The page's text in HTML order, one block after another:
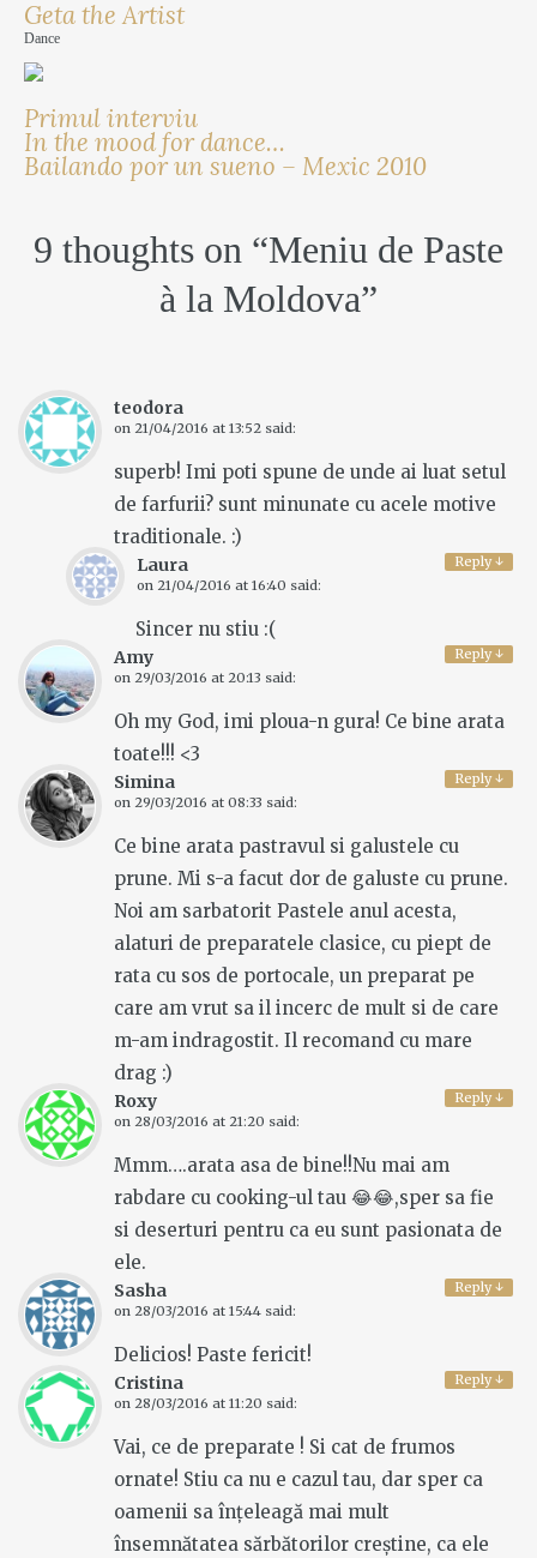
Geta the Artist
Dance
Primul interviu
In the mood for dance…
Bailando por un sueno – Mexic 2010
9 thoughts on “Meniu de Paste
à la Moldova”
teodora
on 21/04/2016 at 13:52 said:
superb! Imi poti spune de unde ai luat setul
de farfurii? sunt minunate cu acele motive
traditionale. :)
Reply↓
Laura
on 21/04/2016 at 16:40 said:
Sincer nu stiu :(
Reply↓
Amy
on 29/03/2016 at 20:13 said:
Oh my God, imi ploua-n gura! Ce bine arata
toate!!! <3
Reply↓
Simina
on 29/03/2016 at 08:33 said:
Ce bine arata pastravul si galustele cu
prune. Mi s-a facut dor de galuste cu prune.
Noi am sarbatorit Pastele anul acesta,
alaturi de preparatele clasice, cu piept de
rata cu sos de portocale, un preparat pe
care am vrut sa il incerc de mult si de care
m-am indragostit. Il recomand cu mare
drag :)
Reply↓
Roxy
on 28/03/2016 at 21:20 said:
Mmm….arata asa de bine!!Nu mai am
rabdare cu cooking-ul tau 😂😂,sper sa fie
si deserturi pentru ca eu sunt pasionata de
ele.
Reply↓
Sasha
on 28/03/2016 at 15:44 said:
Delicios! Paste fericit!
Reply↓
Cristina
on 28/03/2016 at 11:20 said:
Vai, ce de preparate ! Si cat de frumos
ornate! Stiu ca nu e cazul tau, dar sper ca
oamenii sa înțeleagă mai mult
însemnătatea sărbătorilor creștine, ca ele